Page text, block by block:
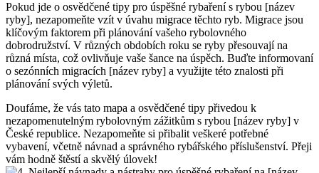
Pokud jde​ o osvědčené⁤ tipy pro úspěšné‍ rybaření s rybou [název
ryby], nezapomeňte vzít v úvahu migrace těchto ryb. Migrace jsou
klíčovým faktorem při plánování vašeho rybolovného
dobrodružství. V různých ‌obdobích roku se ryby přesouvají na
různá místa, což ovlivňuje ⁤vaše šance na úspěch. Buďte informovaní
o⁢ sezónních migracích [název ryby] a využijte této znalosti při
plánování svých výletů. ⁢
Doufáme, že vás tato mapa a‍ osvědčené ‌tipy přivedou k
nezapomenutelným rybolovným zážitkům s rybou [název ryby] v
České republice. Nezapomeňte si přibalit veškeré potřebné
vybavení, včetně návnad ‍a správného rybářského příslušenství. Přeji
vám hodně štěstí a skvělý úlovek!